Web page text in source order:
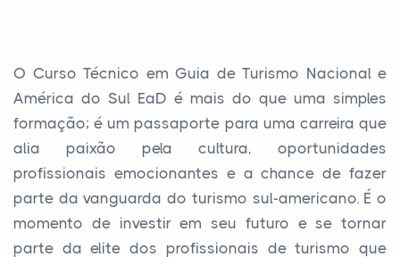
O Curso Técnico em Guia de Turismo Nacional e
América do Sul EaD é mais do que uma simples
formação; é um passaporte para uma carreira que
alia paixão pela cultura, oportunidades
profissionais emocionantes e a chance de fazer
parte da vanguarda do turismo sul-americano. É o
momento de investir em seu futuro e se tornar
parte da elite dos profissionais de turismo que